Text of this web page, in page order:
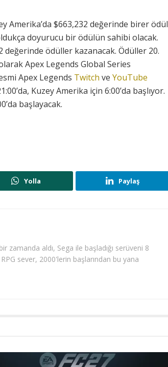
Amerika’da $663,232 değerinde birer ödül
doyurucu bir ödülün sahibi olacak.
değerinde ödüller kazanacak. Ödüller 20.
Apex Legends Global Series
Apex Legends Twitch ve YouTube
Kuzey Amerika için 6:00’da başlıyor.
başlayacak.
Yolla Paylaş
zamanda aldı, Sega ile başladığı serüveni 8
sever, 2000'lerin başlarından bu yana